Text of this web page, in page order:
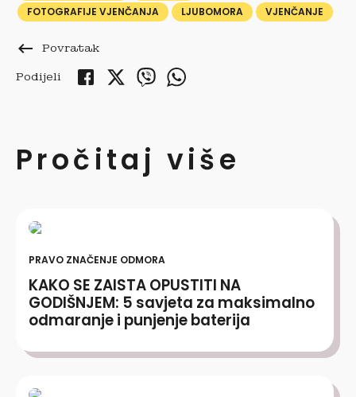
FOTOGRAFIJE VJENČANJA
LJUBOMORA VJENČANJE
keyboard_backspace Povratak
Podijeli
Pročitaj više
PRAVO ZNAČENJE ODMORA
KAKO SE ZAISTA OPUSTITI NA
GODIŠNJEM: 5 savjeta za maksimalno
odmaranje i punjenje baterija